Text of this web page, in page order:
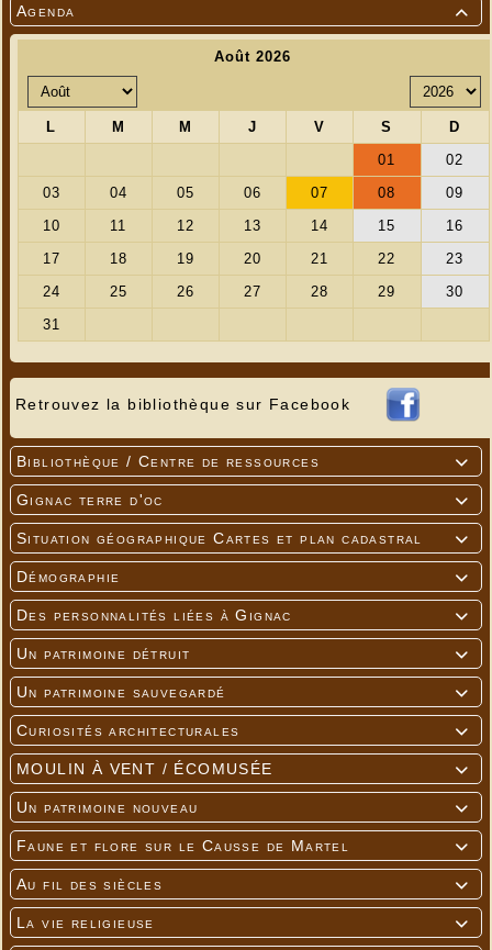

Agenda
Retrouvez la bibliothèque sur Facebook

Bibliothèque / Centre de ressources

Gignac terre d'oc

Situation géographique Cartes et plan cadastral

Démographie

Des personnalités liées à Gignac

Un patrimoine détruit

Un patrimoine sauvegardé

Curiosités architecturales

MOULIN À VENT / ÉCOMUSÉE

Un patrimoine nouveau

Faune et flore sur le Causse de Martel

Au fil des siècles

La vie religieuse